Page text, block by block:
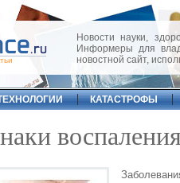
Новости науки,
Информеры для
новостной сайт,
КАТАСТРОФЫ